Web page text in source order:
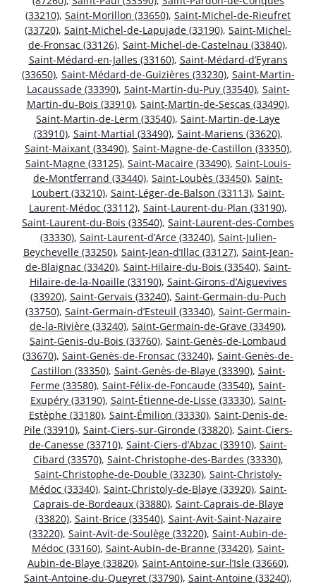
(33210), Saint-Morillon (33650), Saint-Michel-de-Rieufret
(33720), Saint-Michel-de-Lapujade (33190), Saint-Michel-
de-Fronsac (33126), Saint-Michel-de-Castelnau (33840),
Saint-Médard-en-Jalles (33160), Saint-Médard-d’Eyrans
(33650), Saint-Médard-de-Guizières (33230), Saint-Martin-
Lacaussade (33390), Saint-Martin-du-Puy (33540), Saint-
Martin-du-Bois (33910), Saint-Martin-de-Sescas (33490),
Saint-Martin-de-Lerm (33540), Saint-Martin-de-Laye
(33910), Saint-Martial (33490), Saint-Mariens (33620),
Saint-Maixant (33490), Saint-Magne-de-Castillon (33350),
Saint-Magne (33125), Saint-Macaire (33490), Saint-Louis-
de-Montferrand (33440), Saint-Loubès (33450), Saint-
Loubert (33210), Saint-Léger-de-Balson (33113), Saint-
Laurent-Médoc (33112), Saint-Laurent-du-Plan (33190),
Saint-Laurent-du-Bois (33540), Saint-Laurent-des-Combes
(33330), Saint-Laurent-d’Arce (33240), Saint-Julien-
Beychevelle (33250), Saint-Jean-d’Illac (33127), Saint-Jean-
de-Blaignac (33420), Saint-Hilaire-du-Bois (33540), Saint-
Hilaire-de-la-Noaille (33190), Saint-Girons-d’Aiguevives
(33920), Saint-Gervais (33240), Saint-Germain-du-Puch
(33750), Saint-Germain-d’Esteuil (33340), Saint-Germain-
de-la-Rivière (33240), Saint-Germain-de-Grave (33490),
Saint-Genis-du-Bois (33760), Saint-Genès-de-Lombaud
(33670), Saint-Genès-de-Fronsac (33240), Saint-Genès-de-
Castillon (33350), Saint-Genès-de-Blaye (33390), Saint-
Ferme (33580), Saint-Félix-de-Foncaude (33540), Saint-
Exupéry (33190), Saint-Étienne-de-Lisse (33330), Saint-
Estèphe (33180), Saint-Émilion (33330), Saint-Denis-de-
Pile (33910), Saint-Ciers-sur-Gironde (33820), Saint-Ciers-
de-Canesse (33710), Saint-Ciers-d’Abzac (33910), Saint-
Cibard (33570), Saint-Christophe-des-Bardes (33330),
Saint-Christophe-de-Double (33230), Saint-Christoly-
Médoc (33340), Saint-Christoly-de-Blaye (33920), Saint-
Caprais-de-Bordeaux (33880), Saint-Caprais-de-Blaye
(33820), Saint-Brice (33540), Saint-Avit-Saint-Nazaire
(33220), Saint-Avit-de-Soulège (33220), Saint-Aubin-de-
Médoc (33160), Saint-Aubin-de-Branne (33420), Saint-
Aubin-de-Blaye (33820), Saint-Antoine-sur-l’Isle (33660),
Saint-Antoine-du-Queyret (33790), Saint-Antoine (33240),